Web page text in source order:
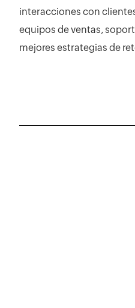
interacciones con
equipos de ventas,
mejores estrategias de